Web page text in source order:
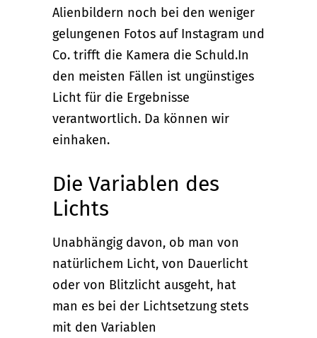
Alienbildern noch bei den weniger
gelungenen Fotos auf Instagram und
Co. trifft die Kamera die Schuld.In
den meisten Fällen ist ungünstiges
Licht für die Ergebnisse
verantwortlich. Da können wir
einhaken.
Die Variablen des
Lichts
Unabhängig davon, ob man von
natürlichem Licht, von Dauerlicht
oder von Blitzlicht ausgeht, hat
man es bei der Lichtsetzung stets
mit den Variablen